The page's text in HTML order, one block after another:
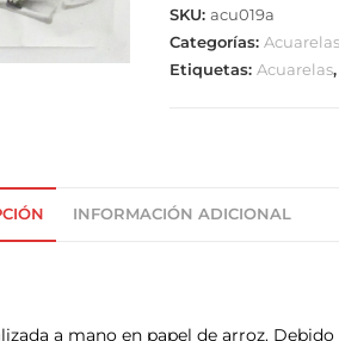
SKU:acu019a
Categorías:
Etiquetas:Acuarelas,
INFORMACIÓN ADICIONAL
a mano en papel de arroz. Debido